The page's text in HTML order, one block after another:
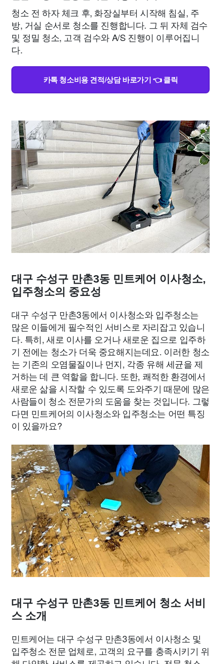
청소 전 하자 체크 후, 화장실부터 시작해 침실, 주
방, 거실 순서로 청소를 진행합니다. 그 뒤 자체 검수
및 정밀 청소, 고객 검수와 A/S 진행이 이루어집니
다.
카톡 청소비용 견적/상담 바로가기 👈 클릭
대구 수성구 만촌3동 민트케어 이사청소,
입주청소의 중요성
대구 수성구 만촌3동에서 이사청소와 입주청소는
많은 이들에게 필수적인 서비스로 자리잡고 있습니
다. 특히, 새로 이사를 오거나 새로운 집으로 입주하
기 전에는 청소가 더욱 중요해지는데요. 이러한 청소
는 기존의 오염물질이나 먼지, 각종 유해 세균을 제
거하는 데 큰 역할을 합니다. 또한, 쾌적한 환경에서
새로운 삶을 시작할 수 있도록 도와주기 때문에 많은
사람들이 청소 전문가의 도움을 찾는 것입니다. 그렇
다면 민트케어의 이사청소와 입주청소는 어떤 특징
이 있을까요?
대구 수성구 만촌3동 민트케어 청소 서비
스 소개
민트케어는 대구 수성구 만촌3동에서 이사청소 및
입주청소 전문 업체로, 고객의 요구를 충족시키기 위